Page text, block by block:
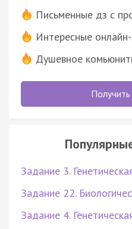
Письменные дз с
Интересные
Душевное
Задание 3.
Задание 22.
Задание 4.